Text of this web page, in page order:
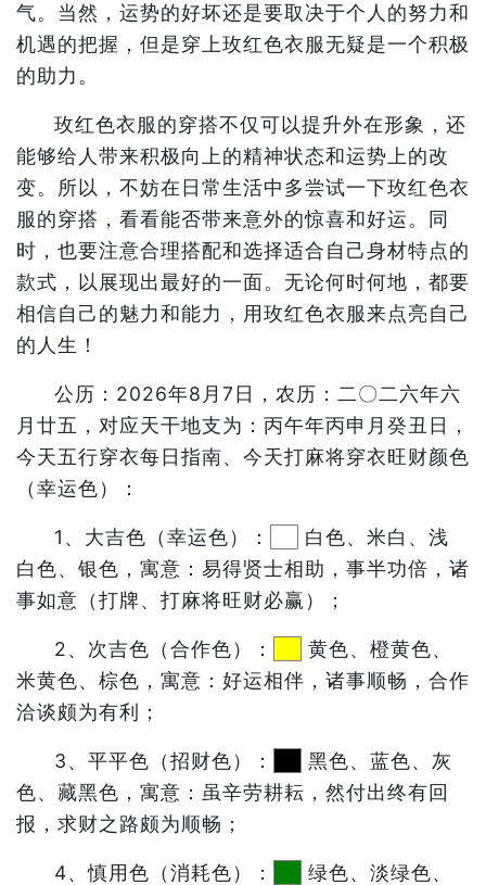
气。当然，运势的好坏还是要取决于个人的努力和
机遇的把握，但是穿上玫红色衣服无疑是一个积极
的助力。
玫红色衣服的穿搭不仅可以提升外在形象，还
能够给人带来积极向上的精神状态和运势上的改
变。所以，不妨在日常生活中多尝试一下玫红色衣
服的穿搭，看看能否带来意外的惊喜和好运。同
时，也要注意合理搭配和选择适合自己身材特点的
款式，以展现出最好的一面。无论何时何地，都要
相信自己的魅力和能力，用玫红色衣服来点亮自己
的人生！
公历：2026年8月7日，农历：二〇二六年六
月廿五，对应天干地支为：丙午年丙申月癸丑日，
今天五行穿衣每日指南、今天打麻将穿衣旺财颜色
（幸运色）：
1、大吉色（幸运色）：
白色、米白、浅
白色、银色，寓意：易得贤士相助，事半功倍，诸
事如意（打牌、打麻将旺财必赢）；
2、次吉色（合作色）：
黄色、橙黄色、
米黄色、棕色，寓意：好运相伴，诸事顺畅，合作
洽谈颇为有利；
3、平平色（招财色）：
黑色、蓝色、灰
色、藏黑色，寓意：虽辛劳耕耘，然付出终有回
报，求财之路颇为顺畅；
4、慎用色（消耗色）：
绿色、淡绿色、